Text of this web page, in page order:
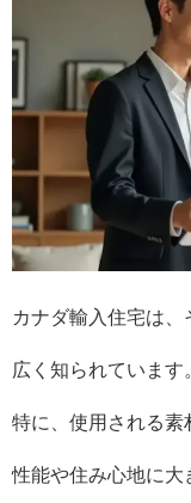
カナダ輸入住宅は
広く知られています
特に、使用される素
性能や住み心地に大